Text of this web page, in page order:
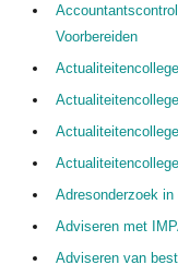
Alle
Kennisdossiers
Voorbereiden
Adresonderzoek
Adviseren met
Adviseren van